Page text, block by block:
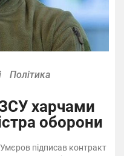
Політика
харчами
оборони
підписав контракт